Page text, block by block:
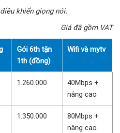
khiển giọng nói.
Giá đã gồm VAT
Gói 6th tặn
1th (đồng)
Wifi và mytv
1.260.000
40Mbps +
nâng cao
1.350.000
80Mbps +
nâng cao